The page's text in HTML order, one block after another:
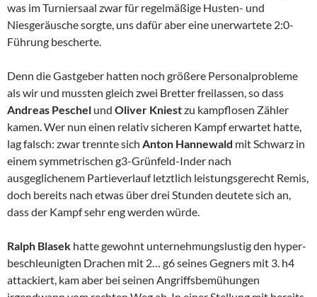
was im Turniersaal zwar für regelmäßige Husten- und
Niesgeräusche sorgte, uns dafür aber eine unerwartete 2:0-
Führung bescherte.
Denn die Gastgeber hatten noch größere Personalprobleme
als wir und mussten gleich zwei Bretter freilassen, so dass
Andreas Peschel und Oliver Kniestzu kampflosen Zähler
kamen. Wer nun einen relativ sicheren Kampf erwartet hatte,
lag falsch: zwar trennte sich Anton Hannewald mit Schwarz in
einem symmetrischen g3-Grünfeld-Inder nach
ausgeglichenem Partieverlauf letztlich leistungsgerecht Remis,
doch bereits nach etwas über drei Stunden deutete sich an,
dass der Kampf sehr eng werden würde.
Ralph Blasek hatte gewohnt unternehmungslustig den hyper-
beschleunigten Drachen mit 2… g6 seines Gegners mit 3. h4
attackiert, kam aber bei seinen Angriffsbemühungen